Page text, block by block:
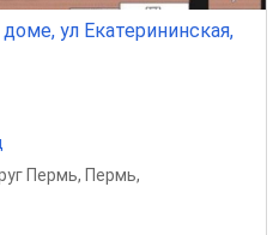
ул Екатерининская,
Пермь, Пермь,